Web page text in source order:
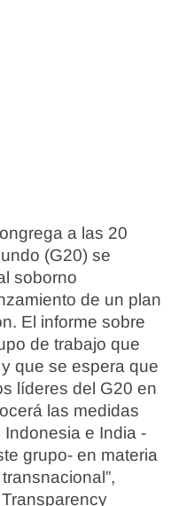
a las 20
(G20) se
soborno
de un plan
El informe sobre
de trabajo que
que se espera que
líderes del G20 en
las medidas
e India -
grupo- en materia